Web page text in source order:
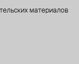
материалов